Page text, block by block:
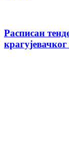
Расписан